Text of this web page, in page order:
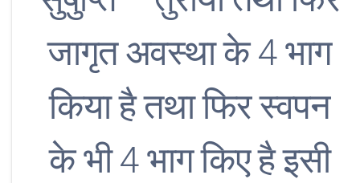
जागृत अवस्था के 4 भाग
किया है तथा फिर स्वपन
के भी 4 भाग किए है इसी